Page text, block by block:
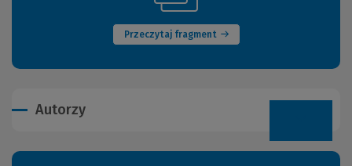
Przeczytaj fragment
okno)
innej
Autorzy